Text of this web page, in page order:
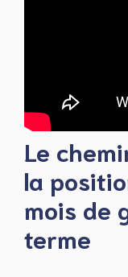
Le
la
mois de
terme